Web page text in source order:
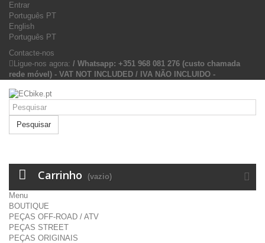
Entrar
Português PT
English
Português PT
Contacte-nos
Ligue-nos agora: / Whatsapp: +351 968 081 276 (custo chamada
rede móvel) - VAT NOT INCLUDED / IVA NÃO INCLUIDO -
Pesquisar
Carrinho (vazio)
Menu
BOUTIQUE
PEÇAS OFF-ROAD / ATV
PEÇAS STREET
PEÇAS ORIGINAIS